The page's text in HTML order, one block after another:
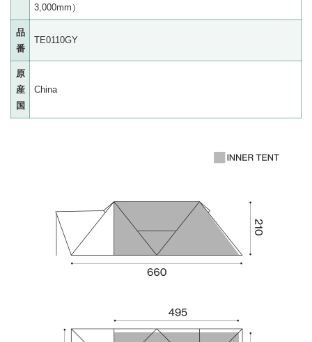
3,000mm）
品
番
TE0110GY
原
産
国
China